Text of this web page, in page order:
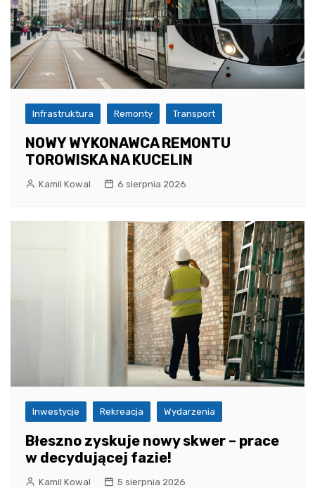
Infrastruktura Remonty Transport
NOWY WYKONAWCA REMONTU
TOROWISKA NA KUCELIN
Kamil Kowal 6 sierpnia 2026
Inwestycje Rekreacja Wydarzenia
Błeszno zyskuje nowy skwer – prace
w decydującej fazie!
Kamil Kowal 5 sierpnia 2026